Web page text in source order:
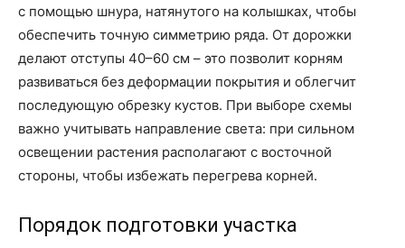
с помощью шнура, натянутого на колышках, чтобы
обеспечить точную симметрию ряда. От дорожки
делают отступы 40–60 см – это позволит корням
развиваться без деформации покрытия и облегчит
последующую обрезку кустов. При выборе схемы
важно учитывать направление света: при сильном
освещении растения располагают с восточной
стороны, чтобы избежать перегрева корней.
Порядок подготовки участка